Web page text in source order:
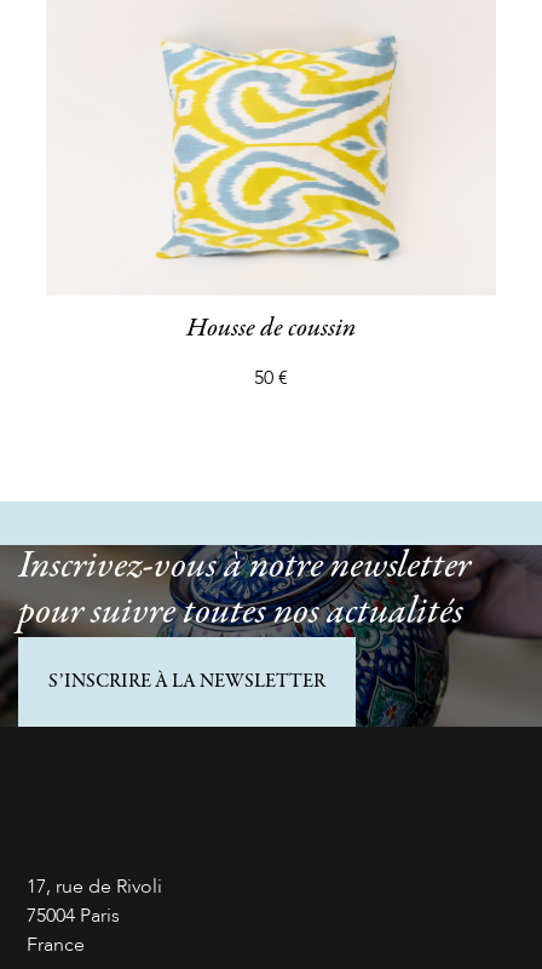
Housse de coussin
50 €
Inscrivez-vous à notre newsletter
pour suivre toutes nos actualités
S’INSCRIRE À LA NEWSLETTER
17, rue de Rivoli
75004 Paris
France